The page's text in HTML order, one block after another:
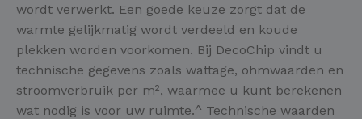
wordt verwerkt. Een goede keuze zorgt dat de
warmte gelijkmatig wordt verdeeld en koude
plekken worden voorkomen. Bij DecoChip vindt u
technische gegevens zoals wattage, ohmwaarden en
stroomverbruik per m², waarmee u kunt berekenen
wat nodig is voor uw ruimte.^ Technische waarden